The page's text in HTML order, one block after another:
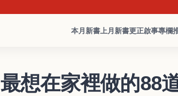
本月新書 上月新書更正啟事專欄
最想在家裡做的88